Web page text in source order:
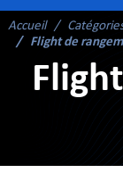
Accueil
Flight de